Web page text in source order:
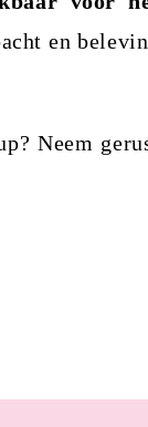
en
Neem